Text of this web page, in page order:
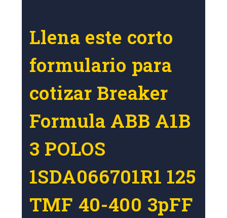
Llena este corto
formulario para
cotizar Breaker
Formula ABB A1B
3 POLOS
1SDA066701R1 125
TMF 40-400 3pFF